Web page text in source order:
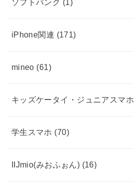
ソフトバンク (1)
iPhone関連 (171)
mineo (61)
キッズケータイ・ジュニアスマホ
学生スマホ (70)
IIJmio(みおふぉん) (16)